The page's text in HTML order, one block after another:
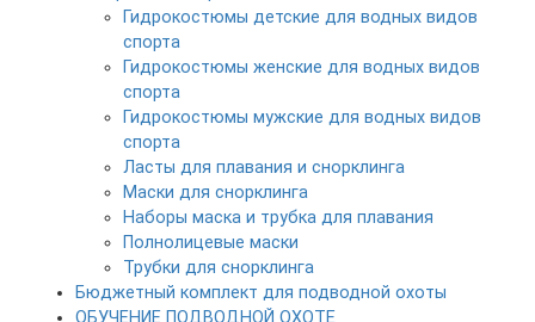
Гидрокостюмы детские для водных видов
спорта
Гидрокостюмы женские для водных видов
спорта
Гидрокостюмы мужские для водных видов
спорта
Ласты для плавания и снорклинга
Маски для снорклинга
Наборы маска и трубка для плавания
Полнолицевые маски
Трубки для снорклинга
Бюджетный комплект для подводной охоты